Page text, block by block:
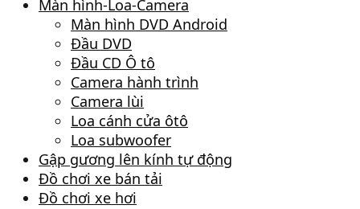
Màn hình-Loa-Camera
Màn hình DVD Android
Đầu DVD
Đầu CD Ô tô
Camera hành trình
Camera lùi
Loa cánh cửa ôtô
Loa subwoofer
Gập gương lên kính tự động
Đồ chơi xe bán tải
Đồ chơi xe hơi